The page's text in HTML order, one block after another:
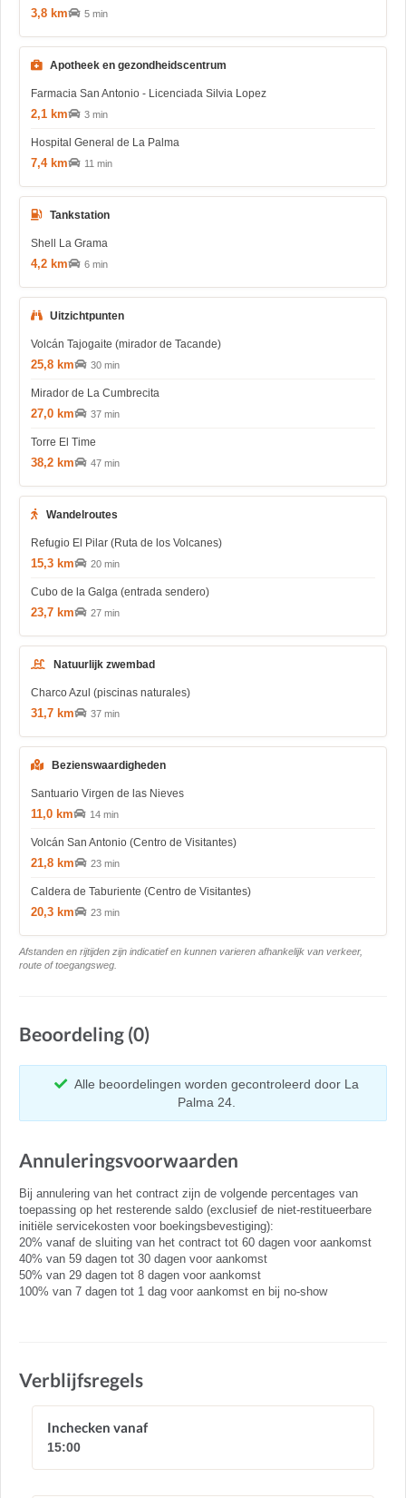
3,8 km 5 min
Apotheek en gezondheidscentrum
Farmacia San Antonio - Licenciada Silvia Lopez
2,1 km 3 min
Hospital General de La Palma
7,4 km 11 min
Tankstation
Shell La Grama
4,2 km 6 min
Uitzichtpunten
Volcán Tajogaite (mirador de Tacande)
25,8 km 30 min
Mirador de La Cumbrecita
27,0 km 37 min
Torre El Time
38,2 km 47 min
Wandelroutes
Refugio El Pilar (Ruta de los Volcanes)
15,3 km 20 min
Cubo de la Galga (entrada sendero)
23,7 km 27 min
Natuurlijk zwembad
Charco Azul (piscinas naturales)
31,7 km 37 min
Bezienswaardigheden
Santuario Virgen de las Nieves
11,0 km 14 min
Volcán San Antonio (Centro de Visitantes)
21,8 km 23 min
Caldera de Taburiente (Centro de Visitantes)
20,3 km 23 min
Afstanden en rijtijden zijn indicatief en kunnen varieren afhankelijk van verkeer,
route of toegangsweg.
Beoordeling (0)
Alle beoordelingen worden gecontroleerd door La
Palma 24.
Annuleringsvoorwaarden
Bij annulering van het contract zijn de volgende percentages van
toepassing op het resterende saldo (exclusief de niet-restitueerbare
initiële servicekosten voor boekingsbevestiging):
20% vanaf de sluiting van het contract tot 60 dagen voor aankomst
40% van 59 dagen tot 30 dagen voor aankomst
50% van 29 dagen tot 8 dagen voor aankomst
100% van 7 dagen tot 1 dag voor aankomst en bij no-show
Verblijfsregels
Inchecken vanaf
15:00